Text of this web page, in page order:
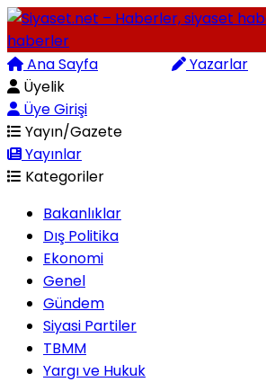
Ana Sayfa
Yazarlar
Üyelik
Üye Girişi
Yayın/Gazete
Yayınlar
Kategoriler
Bakanlıklar
Dış Politika
Ekonomi
Genel
Gündem
Siyasi Partiler
TBMM
Yargı ve Hukuk